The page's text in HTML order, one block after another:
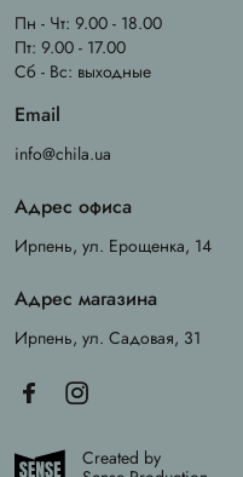
Пн - Чт: 9.00 - 18.00
Пт: 9.00 - 17.00
Сб - Вс: выходные
Email
info@chila.ua
Адрес офиса
Ирпень, ул. Ерощенка, 14
Адрес магазина
Ирпень, ул. Садовая, 31
Created by